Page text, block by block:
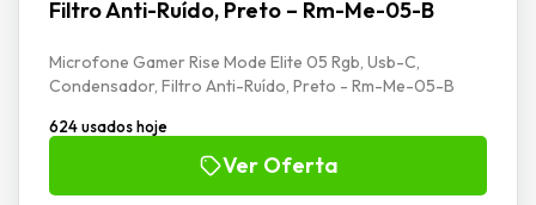
Filtro Anti-Ruído, Preto – Rm-Me-05-B
Microfone Gamer Rise Mode Elite 05 Rgb, Usb-C,
Condensador, Filtro Anti-Ruído, Preto - Rm-Me-05-B
624 usados hoje
Ver Oferta